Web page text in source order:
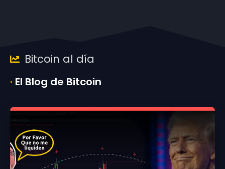
Bitcoin al día
· El Blog de Bitcoin